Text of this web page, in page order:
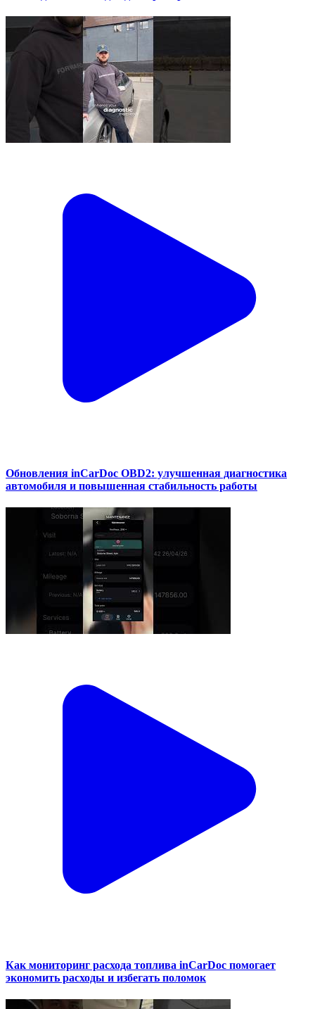
Обновления inCarDoc OBD2: улучшенная диагностика
автомобиля и повышенная стабильность работы
Как мониторинг расхода топлива inCarDoc помогает
экономить расходы и избегать поломок